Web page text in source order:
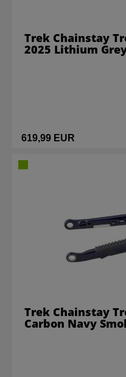
619,99 EUR
Trek Chainstay
2025 Lithium
Trek Chainstay
Carbon Navy